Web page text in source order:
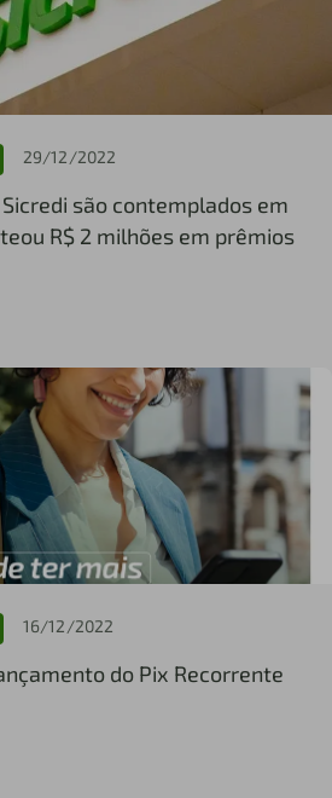
29/12/2022
são contemplados em
R$ 2 milhões em prêmios
16/12/2022
do Pix Recorrente